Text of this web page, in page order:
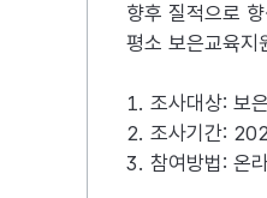
향후 질적으로
평소 보은교육지
1. 조사대상: 보
2. 조사기간:
3. 참여방법: 온